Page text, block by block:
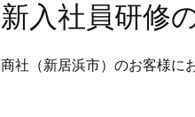
新入社員研修
商社（新居浜市）のお客様に